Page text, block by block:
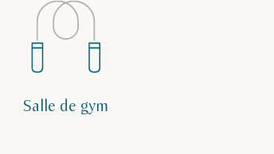
Salle de gym